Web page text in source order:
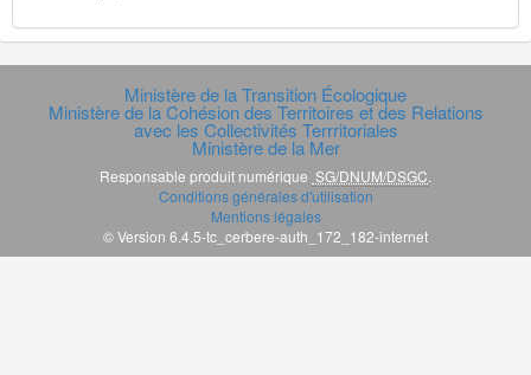
Ministère de la Transition Écologique
Ministère de la Cohésion des Territoires et des Relations
avec les Collectivités Terrritoriales
Ministère de la Mer
Responsable produit numérique SG/DNUM/DSGC
Conditions générales d'utilisation
Mentions légales
© Version 6.4.5-tc_cerbere-auth_172_182-internet